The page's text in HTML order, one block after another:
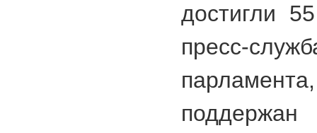
достигли
пресс-
поддержан